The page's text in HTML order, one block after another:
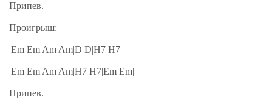
Припев.
Проигрыш:
|Em Em|Am Am|D D|H7 H7|
|Em Em|Am Am|H7 H7|Em Em|
Припев.